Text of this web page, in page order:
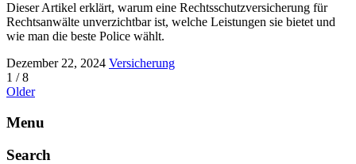
Dieser Artikel erklärt, warum eine Rechtsschutzversicherung für
Rechtsanwälte unverzichtbar ist, welche Leistungen sie bietet und
wie man die beste Police wählt.
Dezember 22, 2024 Versicherung
1 / 8
Older
Menu
Search